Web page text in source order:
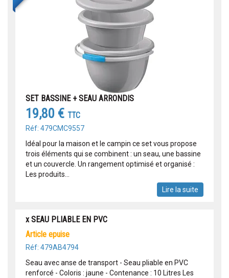
SET BASSINE + SEAU ARRONDIS
19,80 € TTC
Réf: 479CMC9557
Idéal pour la maison et le campin ce set vous propose
trois éléments qui se combinent : un seau, une bassine
et un couvercle. Un rangement optimisé et organisé :
Les produits...
Lire la suite
x SEAU PLIABLE EN PVC
article epuise
Réf: 479AB4794
Seau avec anse de transport - Seau pliable en PVC
renforcé - Coloris : jaune - Contenance : 10 Litres Les